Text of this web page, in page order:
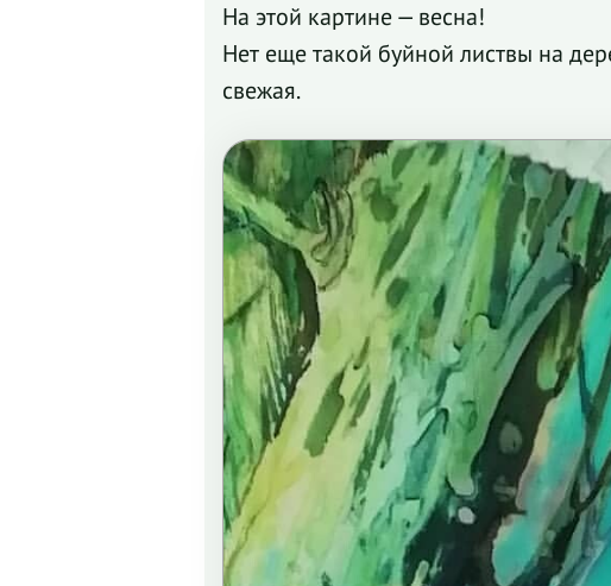
На этой картине — весна!
Нет еще такой буйной листвы на
свежая.